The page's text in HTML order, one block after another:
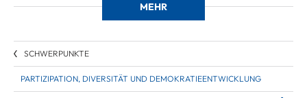
MEHR
SCHWERPUNKTE
PARTIZIPATION, DIVERSITÄT UND DEMOKRATIEENTWICKLUNG